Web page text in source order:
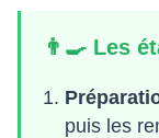
👨‍🍳 Les
puis les